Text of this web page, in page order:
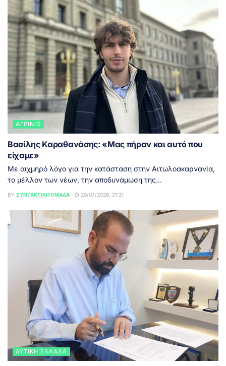
ΑΓΡΊΝΙΟ
Βασίλης Καραθανάσης: «Μας πήραν και αυτό που
είχαμε»
Με αιχμηρό λόγο για την κατάσταση στην Αιτωλοακαρνανία,
το μέλλον των νέων, την αποδυνάμωση της...
BY ΣΥΝΤΑΚΤΙΚΉ ΟΜΆΔΑ 29/07/2026, 21:31
ΔΥΤΙΚΉ ΕΛΛΆΔΑ